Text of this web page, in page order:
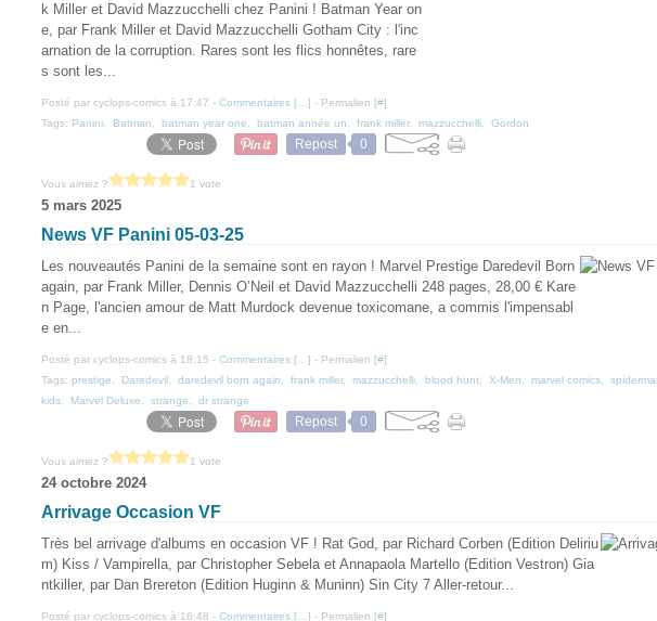
k Miller et David Mazzucchelli chez Panini ! Batman Year on
e, par Frank Miller et David Mazzucchelli Gotham City : l'inc
arnation de la corruption. Rares sont les flics honnêtes, rare
s sont les...
Posté par cyclops-comics à 17:47 - Commentaires [ ] - Permalien [#]
Tags: Panini Batman batman year one batman année un frank miller, mazzucchelli Gordon
Repost 0
Vous aimez ? 1 vote
5 mars 2025
News VF Panini 05-03-25
Les nouveautés Panini de la semaine sont en rayon ! Marvel Prestige Daredevil Born
again, par Frank Miller, Dennis O’Neil et David Mazzucchelli 248 pages, 28,00 € Kare
n Page, l'ancien amour de Matt Murdock devenue toxicomane, a commis l'impensabl
e en...
Posté par cyclops-comics à 18:15 - Commentaires [ ] - Permalien [#]
Tags: prestige Daredevil daredevil born again frank miller, mazzucchelli blood hunt X-Men marvel comics
kids
Marvel Deluxe strange dr strange
Repost 0
Vous aimez ? 1 vote
24 octobre 2024
Arrivage Occasion VF
Très bel arrivage d'albums en occasion VF ! Rat God, par Richard Corben (Edition Deliriu
m) Kiss / Vampirella, par Christopher Sebela et Annapaola Martello (Edition Vestron) Gia
ntkiller, par Dan Brereton (Edition Huginn & Muninn) Sin City 7 Aller-retour...
Posté par cyclops-comics à 16:48 - Commentaires [ ] - Permalien [#]